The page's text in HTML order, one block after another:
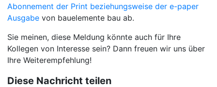
Abonnement der Print beziehungsweise der e-paper
Ausgabe von bauelemente bau ab.
Sie meinen, diese Meldung könnte auch für Ihre
Kollegen von Interesse sein? Dann freuen wir uns über
Ihre Weiterempfehlung!
Diese Nachricht teilen